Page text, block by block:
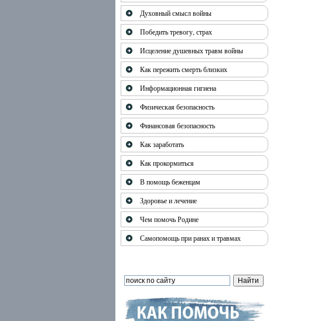
Духовный смысл войны
Победить тревогу, страх
Исцеление душевных травм войны
Как пережить смерть близких
Информационная гигиена
Физическая безопасность
Финансовая безопасность
Как заработать
Как прокормиться
В помощь беженцам
Здоровье и лечение
Чем помочь Родине
Самопомощь при ранах и травмах